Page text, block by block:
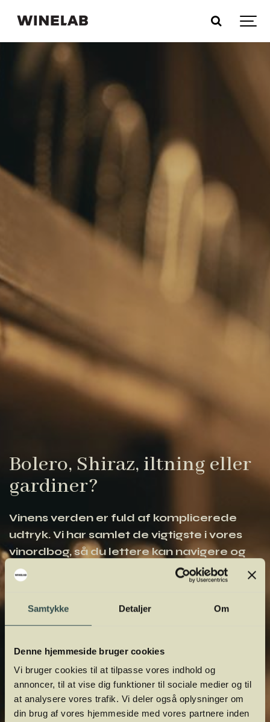
Samtykke Detaljer Om
Denne hjemmeside bruger cookies
Vi bruger cookies til at tilpasse vores indhold og
annoncer, til at vise dig funktioner til sociale medier og til
at analysere vores trafik. Vi deler også oplysninger om
din brug af vores hjemmeside med vores partnere inden
Bolero, Shiraz, iltning eller
gardiner?
Vinens verden er fuld af komplicerede
udtryk. Vi har samlet de vigtigste i vores
vinordbog, så du lettere kan navigere og
orientere dig.